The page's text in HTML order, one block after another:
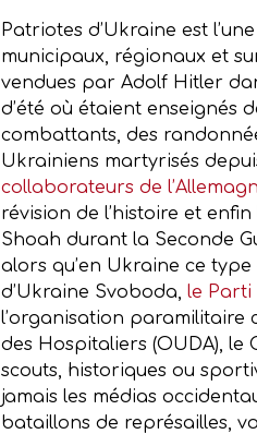
Patriotes d’Ukraine est
municipaux, régionaux et
vendues par Adolf Hitler
d’été où étaient enseignés
combattants, des
Ukrainiens martyrisés
collaborateurs de
révision de l’histoire et
Shoah durant la Seconde
alors qu’en Ukraine ce
d’Ukraine Svoboda, le Parti
l’organisation paramilitaire
des Hospitaliers (OUDA), le
scouts, historiques ou
jamais les médias
bataillons de représailles,